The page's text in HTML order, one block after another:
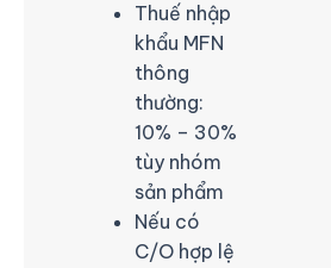
Thuế nhập
khẩu MFN
thông
thường:
10% – 30%
tùy nhóm
sản phẩm
Nếu có
C/O hợp lệ